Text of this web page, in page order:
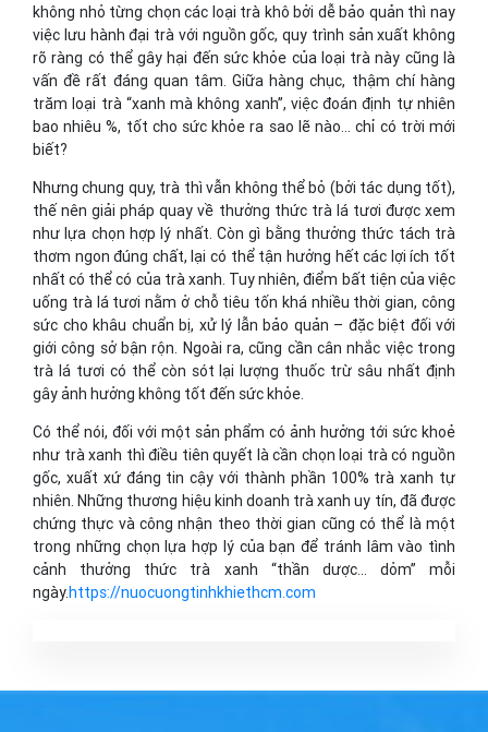
không nhỏ từng chọn các loại trà khô bởi dễ bảo quản thì nay
việc lưu hành đại trà với nguồn gốc, quy trình sản xuất không
rõ ràng có thể gây hại đến sức khỏe của loại trà này cũng là
vấn đề rất đáng quan tâm. Giữa hàng chục, thậm chí hàng
trăm loại trà “xanh mà không xanh”, việc đoán định tự nhiên
bao nhiêu %, tốt cho sức khỏe ra sao lẽ nào… chỉ có trời mới
biết?
Nhưng chung quy, trà thì vẫn không thể bỏ (bởi tác dụng tốt),
thế nên giải pháp quay về thưởng thức trà lá tươi được xem
như lựa chọn hợp lý nhất. Còn gì bằng thưởng thức tách trà
thơm ngon đúng chất, lại có thể tận hưởng hết các lợi ích tốt
nhất có thể có của trà xanh. Tuy nhiên, điểm bất tiện của việc
uống trà lá tươi nằm ở chỗ tiêu tốn khá nhiều thời gian, công
sức cho khâu chuẩn bị, xử lý lẫn bảo quản – đặc biệt đối với
giới công sở bận rộn. Ngoài ra, cũng cần cân nhắc việc trong
trà lá tươi có thể còn sót lại lượng thuốc trừ sâu nhất định
gây ảnh hưởng không tốt đến sức khỏe.
Có thể nói, đối với một sản phẩm có ảnh hưởng tới sức khoẻ
như trà xanh thì điều tiên quyết là cần chọn loại trà có nguồn
gốc, xuất xứ đáng tin cậy với thành phần 100% trà xanh tự
nhiên. Những thương hiệu kinh doanh trà xanh uy tín, đã được
chứng thực và công nhận theo thời gian cũng có thể là một
trong những chọn lựa hợp lý của bạn để tránh lâm vào tình
cảnh thưởng thức trà xanh “thần dược… dỏm” mỗi
ngày. https://nuocuongtinhkhiethcm.com